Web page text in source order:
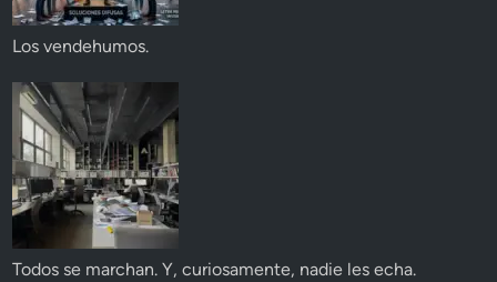
Los vendehumos.
Todos se marchan. Y, curiosamente, nadie les echa.